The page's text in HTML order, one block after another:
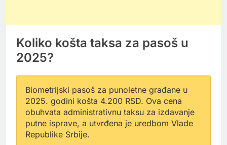
Koliko košta taksa za pasoš u
2025?
Biometrijski pasoš za punoletne građane u
2025. godini košta 4.200 RSD. Ova cena
obuhvata administrativnu taksu za izdavanje
putne isprave, a utvrđena je uredbom Vlade
Republike Srbije.